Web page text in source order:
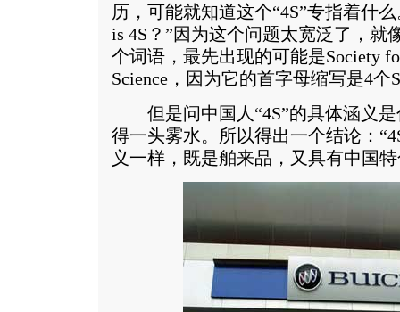
历，可能就知道这个“4S”专指着什
is 4S？”因为这个问题太宽泛了，就
个词语，最先出现的可能是Society
Science，因为它的首字母缩写是4个
但是问中国人“4S”的具体涵义是
得一头雾水。所以得出一个结论：
义一样，既是舶来品，又具有中国